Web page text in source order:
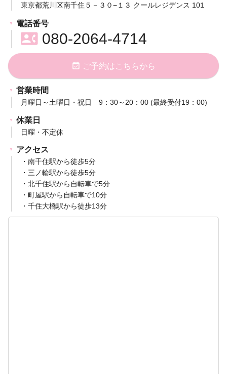
東京都荒川区南千住５－３０−１３ クールレジデンス 101
電話番号
contact_phone080-2064-4714
event_available ご予約はこちらから
営業時間
月曜日～土曜日・祝日 9：30～20：00 (最終受付19：00)
休業日
日曜・不定休
アクセス
・南千住駅から徒歩5分
・三ノ輪駅から徒歩5分
・北千住駅から自転車で5分
・町屋駅から自転車で10分
・千住大橋駅から徒歩13分